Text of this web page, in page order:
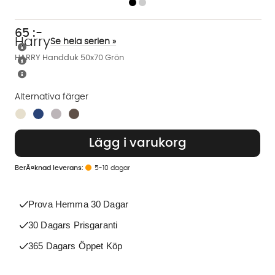
HARRY Handduk 50x70 Grön
HarrySe hela serien »
65 :-
Lägg i varukorg
5-10 dagar
Alternativa färger
Finns även i dessa färger:
Prova Hemma 30 Dagar
30 Dagars Prisgaranti
365 Dagars Öppet Köp